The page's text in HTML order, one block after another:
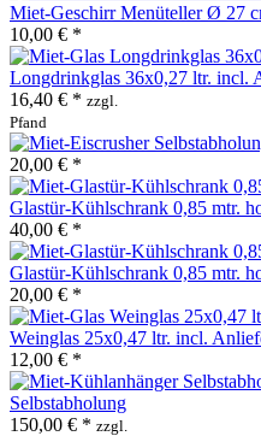
Miet-Geschirr Menüteller Ø 27
10,00 € *
Longdrinkglas 36x0,27 ltr. incl.
16,40 € * zzgl.
Pfand
20,00 € *
Glastür-Kühlschrank 0,85 mtr.
40,00 € *
Glastür-Kühlschrank 0,85 mtr.
20,00 € *
Weinglas 25x0,47 ltr. incl.
12,00 € *
Selbstabholung
150,00 € * zzgl.